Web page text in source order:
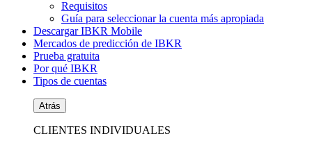
Requisitos
Guía para seleccionar la cuenta más apropiada
Descargar IBKR Mobile
Mercados de predicción de IBKR
Prueba gratuita
Por qué IBKR
Tipos de cuentas
Atrás
CLIENTES INDIVIDUALES